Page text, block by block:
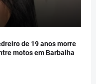
de 19 anos morre
motos em Barbalha